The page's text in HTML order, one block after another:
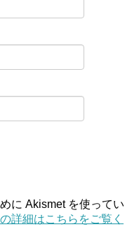
に Akismet を使ってい
詳細はこちらをご覧く